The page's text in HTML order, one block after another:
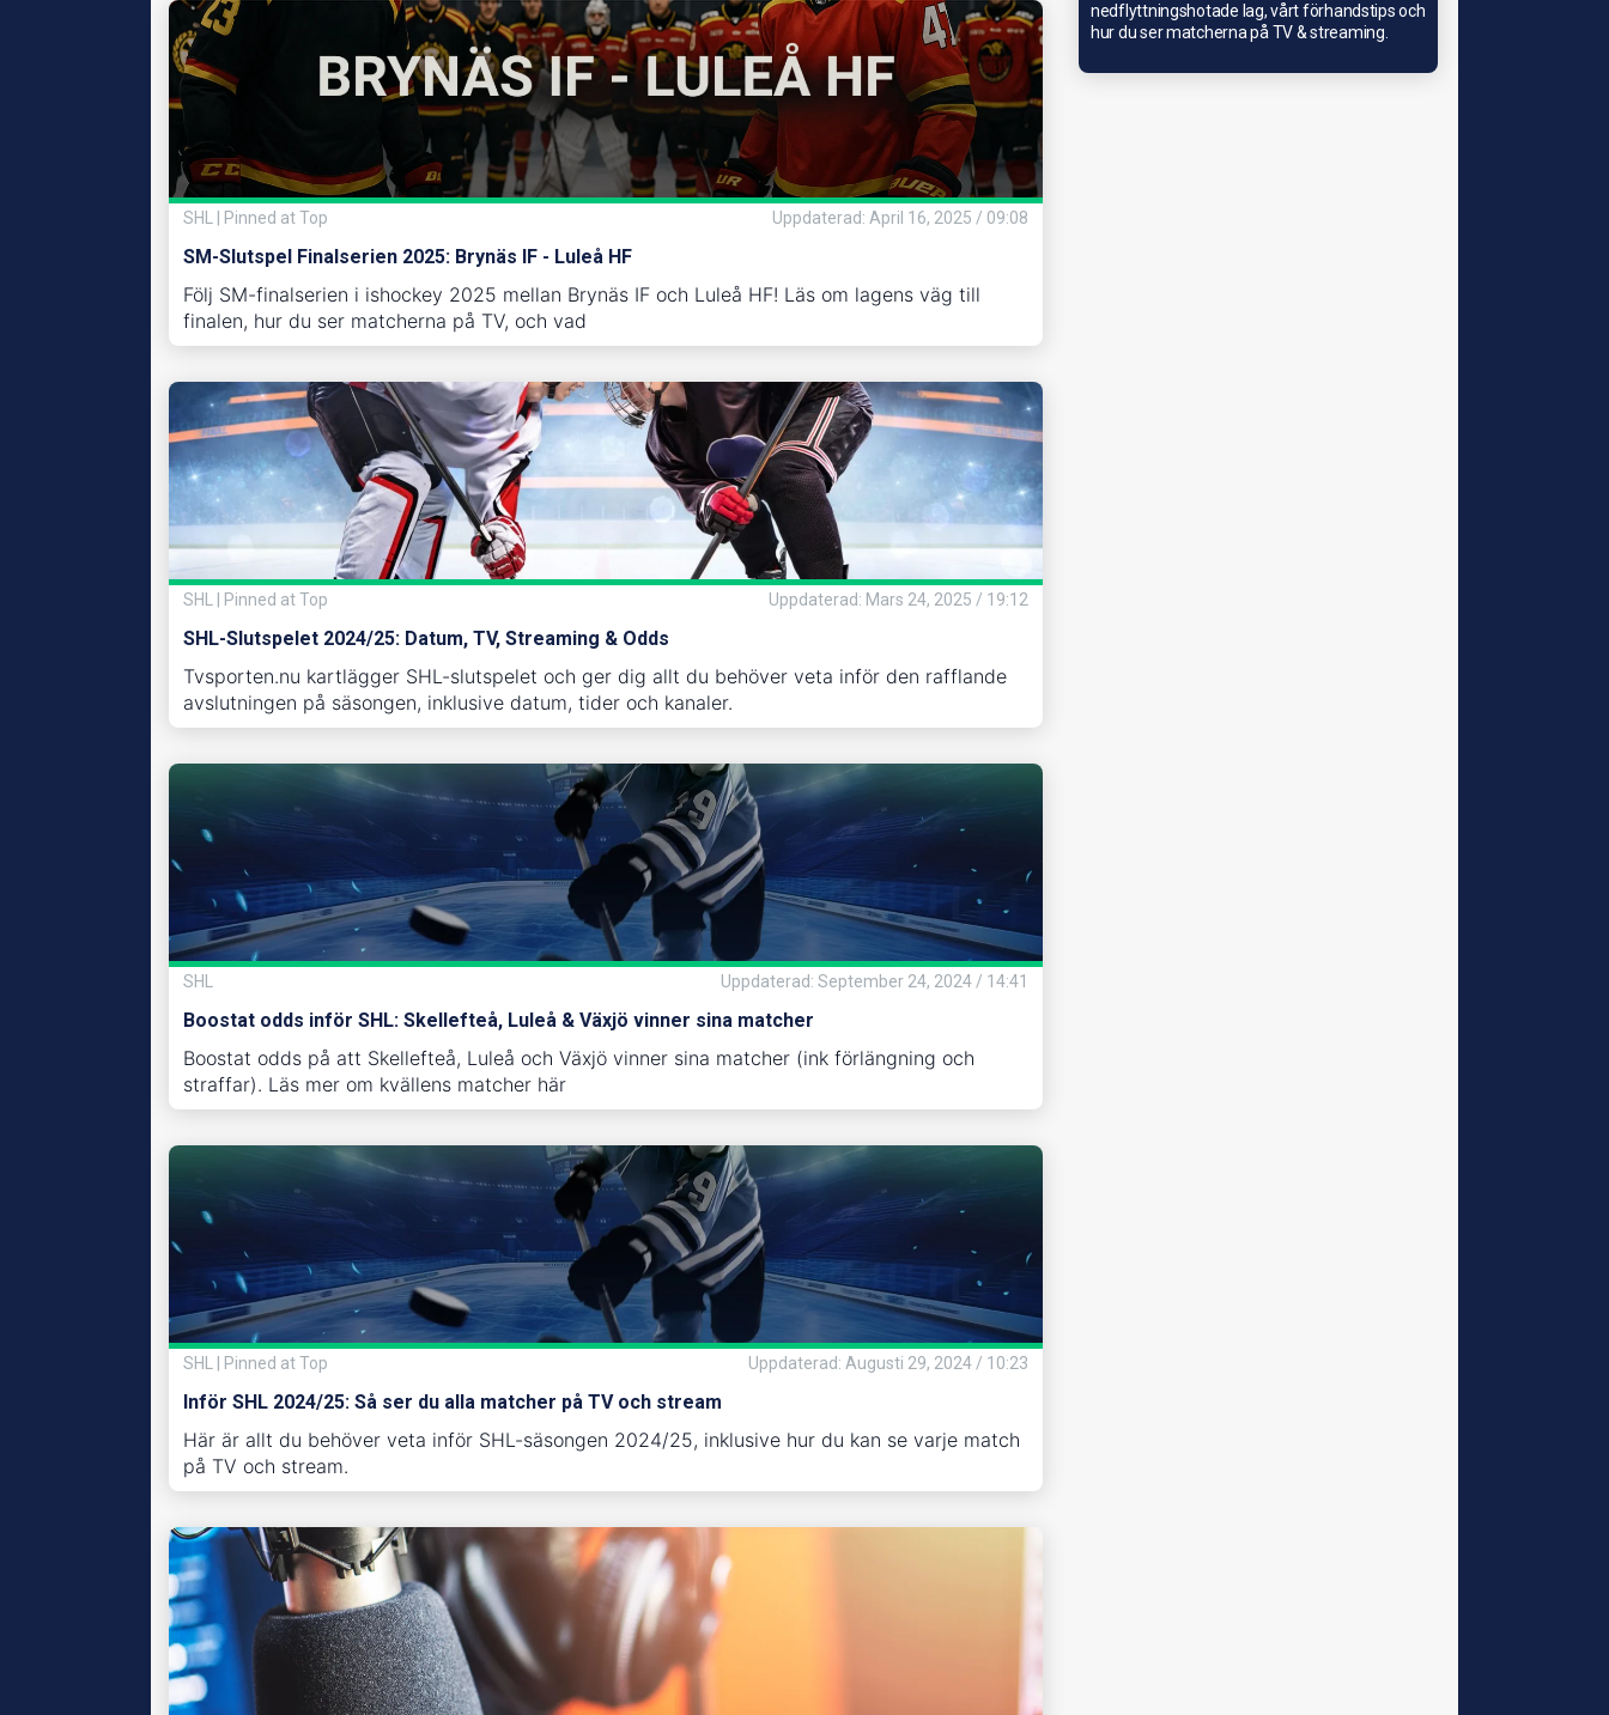
SHL | Pinned at Top Uppdaterad: April 16, 2025 / 09:08
SM-Slutspel Finalserien 2025: Brynäs IF - Luleå HF
Följ SM-finalserien i ishockey 2025 mellan Brynäs IF och Luleå HF! Läs om lagens väg till
finalen, hur du ser matcherna på TV, och vad
SHL | Pinned at Top Uppdaterad: Mars 24, 2025 / 19:12
SHL-Slutspelet 2024/25: Datum, TV, Streaming & Odds
Tvsporten.nu kartlägger SHL-slutspelet och ger dig allt du behöver veta inför den rafflande
avslutningen på säsongen, inklusive datum, tider och kanaler.
SHL Uppdaterad: September 24, 2024 / 14:41
Boostat odds inför SHL: Skellefteå, Luleå & Växjö vinner sina matcher
Boostat odds på att Skellefteå, Luleå och Växjö vinner sina matcher (ink förlängning och
straffar). Läs mer om kvällens matcher här
SHL | Pinned at Top Uppdaterad: Augusti 29, 2024 / 10:23
Inför SHL 2024/25: Så ser du alla matcher på TV och stream
Här är allt du behöver veta inför SHL-säsongen 2024/25, inklusive hur du kan se varje match
på TV och stream.
nedflyttningshotade lag, vårt förhandstips och
hur du ser matcherna på TV & streaming.